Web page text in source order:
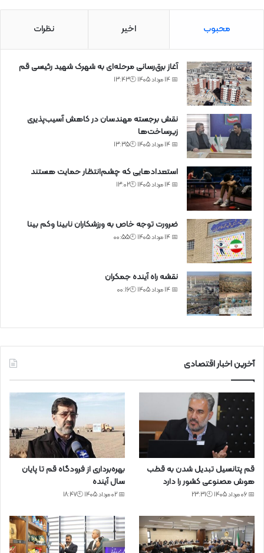
محبوب اخیر نظرات
آغاز برق‌رسانی مرحله‌ای به شهرک شهید رئیسی قم
📅 14 مرداد 1405 🕙13:43
نقش برجسته مهندسان در کاهش آسیب‌پذیری
زیرساخت‌ها
📅 14 مرداد 1405 🕙13:35
استعدادهایی که چشم‌انتظار حمایت هستند
📅 14 مرداد 1405 🕙13:02
ضرورت توجه خاص به ورزشکاران نابینا وکم بینا
📅 14 مرداد 1405 🕙00:55
نقشه راه آینده جمکران
📅 14 مرداد 1405 🕙00:16
آخرین اخبار اقتصادی
قم پتانسیل تبدیل شدن به قطب
هوش مصنوعی کشور را دارد
📅 06 مرداد 1405 🕙23:31
بهره‌برداری از فرودگاه قم تا پایان
سال آینده
📅 02 مرداد 1405 🕙18:47